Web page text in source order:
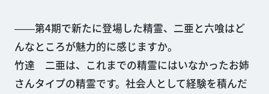
――第4期で新たに登場した精霊、二亜と六喰はど
んなところが魅力的に感じますか。
竹達 二亜は、これまでの精霊にはいなかったお姉
さんタイプの精霊です。社会人として経験を積んだ